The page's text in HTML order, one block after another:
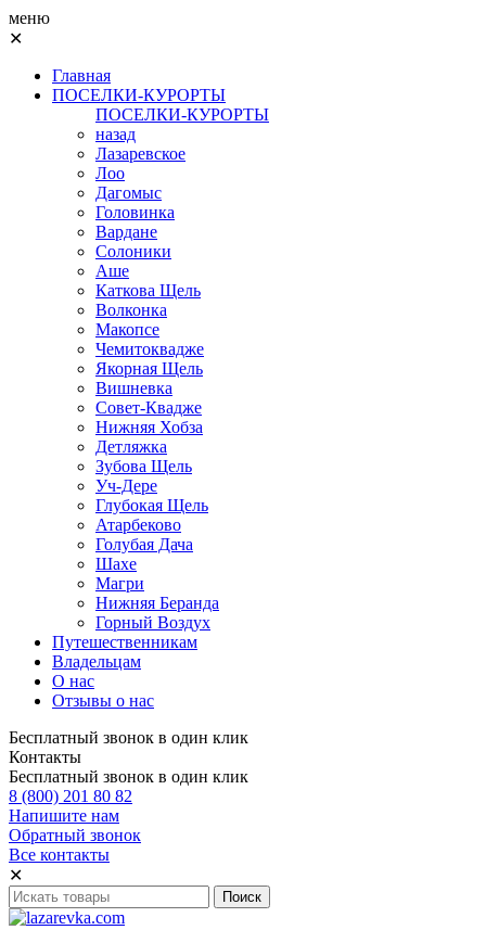
меню
✕
Главная
ПОСЕЛКИ-КУРОРТЫ
ПОСЕЛКИ-КУРОРТЫ
назад
Лазаревское
Лоо
Дагомыс
Головинка
Вардане
Солоники
Аше
Каткова Щель
Волконка
Макопсе
Чемитоквадже
Якорная Щель
Вишневка
Совет-Квадже
Нижняя Хобза
Детляжка
Зубова Щель
Уч-Дере
Глубокая Щель
Атарбеково
Голубая Дача
Шахе
Магри
Нижняя Беранда
Горный Воздух
Путешественникам
Владельцам
О нас
Отзывы о нас
Бесплатный звонок в один клик
Контакты
Бесплатный звонок в один клик
8 (800) 201 80 82
Напишите нам
Обратный звонок
Все контакты
✕